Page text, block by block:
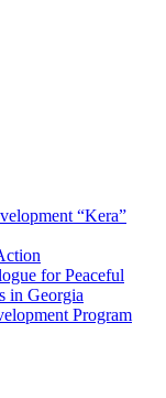
“Kera”
for Peaceful
in Georgia
Program